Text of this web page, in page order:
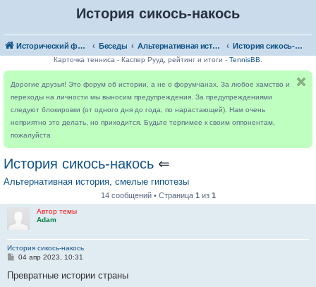
История сикось-накось
Исторический форум Беседы Альтернативная история, смелые гипотезы История сикось-накось
Карточка тенниса - Каспер Рууд, рейтинг и итоги - TennisBB
Дорогие друзья! Это форум об истории, а не о форумчанах. За любое хамство и
переходы на личности мы выносим предупреждения. За предупреждениями
следуют блокировки (от одного дня до года, по нарастающей). Нам очень
неприятно это делать, но приходится. Будьте терпимее к своим оппонентам,
пожалуйста
История сикось-накось ⇐
Альтернативная история, смелые гипотезы
14 сообщений • Страница 1 из 1
Автор темы
Adam
История сикось-накось
С
о
04 апр 2023, 10:31
Превратные истории страны